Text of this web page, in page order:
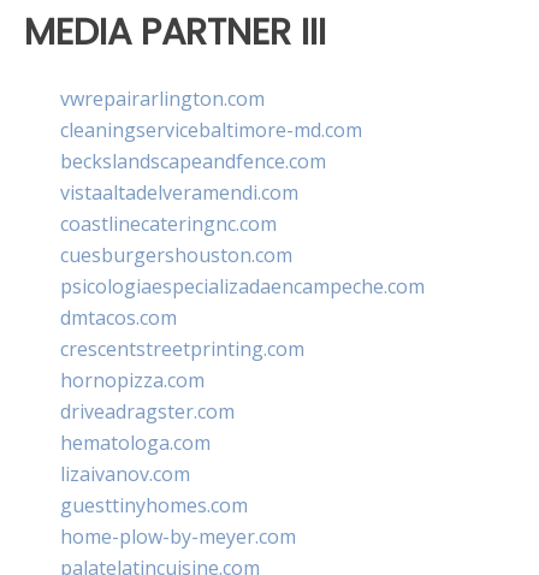
MEDIA PARTNER III
vwrepairarlington.com
cleaningservicebaltimore-md.com
beckslandscapeandfence.com
vistaaltadelveramendi.com
coastlinecateringnc.com
cuesburgershouston.com
psicologiaespecializadaencampeche.com
dmtacos.com
crescentstreetprinting.com
hornopizza.com
driveadragster.com
hematologa.com
lizaivanov.com
guesttinyhomes.com
home-plow-by-meyer.com
palatelatincuisine.com